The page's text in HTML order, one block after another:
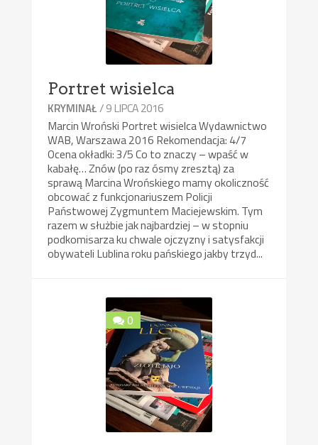
Portret wisielca
KRYMINAŁ/ 9 LIPCA 2016
Marcin Wroński Portret wisielca Wydawnictwo
WAB, Warszawa 2016 Rekomendacja: 4/7
Ocena okładki: 3/5 Co to znaczy – wpaść w
kabałę… Znów (po raz ósmy zresztą) za
sprawą Marcina Wrońskiego mamy okoliczność
obcować z funkcjonariuszem Policji
Państwowej Zygmuntem Maciejewskim. Tym
razem w służbie jak najbardziej – w stopniu
podkomisarza ku chwale ojczyzny i satysfakcji
obywateli Lublina roku pańskiego jakby trzyd...
0